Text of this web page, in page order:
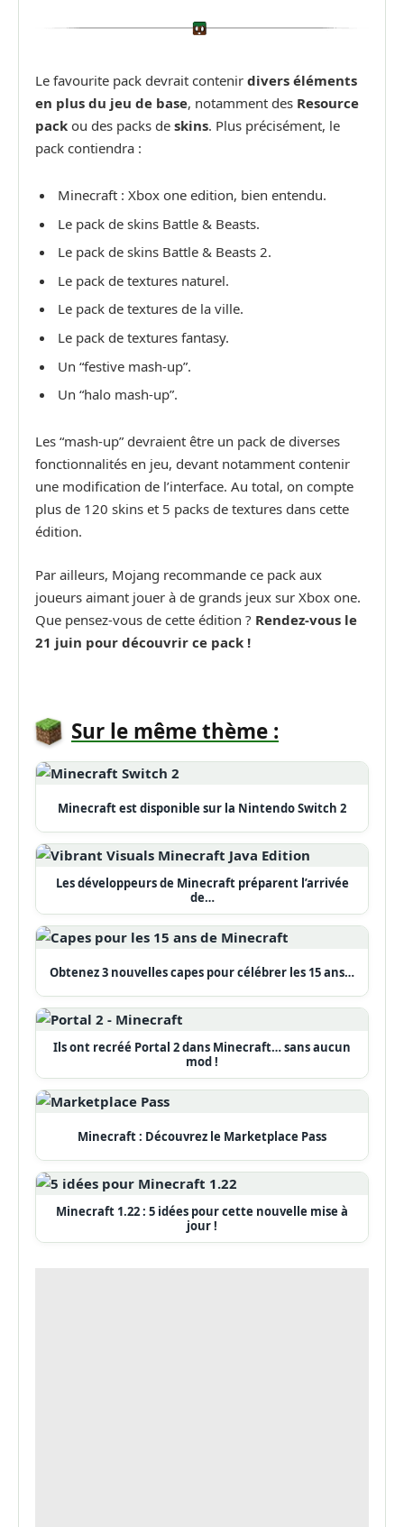
Le favourite pack devrait contenir divers éléments
en plus du jeu de base, notamment des Resource
pack ou des packs de skins. Plus précisément, le
pack contiendra :
Minecraft : Xbox one edition, bien entendu.
Le pack de skins Battle & Beasts.
Le pack de skins Battle & Beasts 2.
Le pack de textures naturel.
Le pack de textures de la ville.
Le pack de textures fantasy.
Un “festive mash-up”.
Un “halo mash-up”.
Les “mash-up” devraient être un pack de diverses
fonctionnalités en jeu, devant notamment contenir
une modification de l’interface. Au total, on compte
plus de 120 skins et 5 packs de textures dans cette
édition.
Par ailleurs, Mojang recommande ce pack aux
joueurs aimant jouer à de grands jeux sur Xbox one.
Que pensez-vous de cette édition ? Rendez-vous le
21 juin pour découvrir ce pack !
Sur le même thème :
Minecraft est disponible sur la Nintendo Switch 2
Les développeurs de Minecraft préparent l’arrivée
de…
Obtenez 3 nouvelles capes pour célébrer les 15 ans…
Ils ont recréé Portal 2 dans Minecraft… sans aucun
mod !
Minecraft : Découvrez le Marketplace Pass
Minecraft 1.22 : 5 idées pour cette nouvelle mise à
jour !